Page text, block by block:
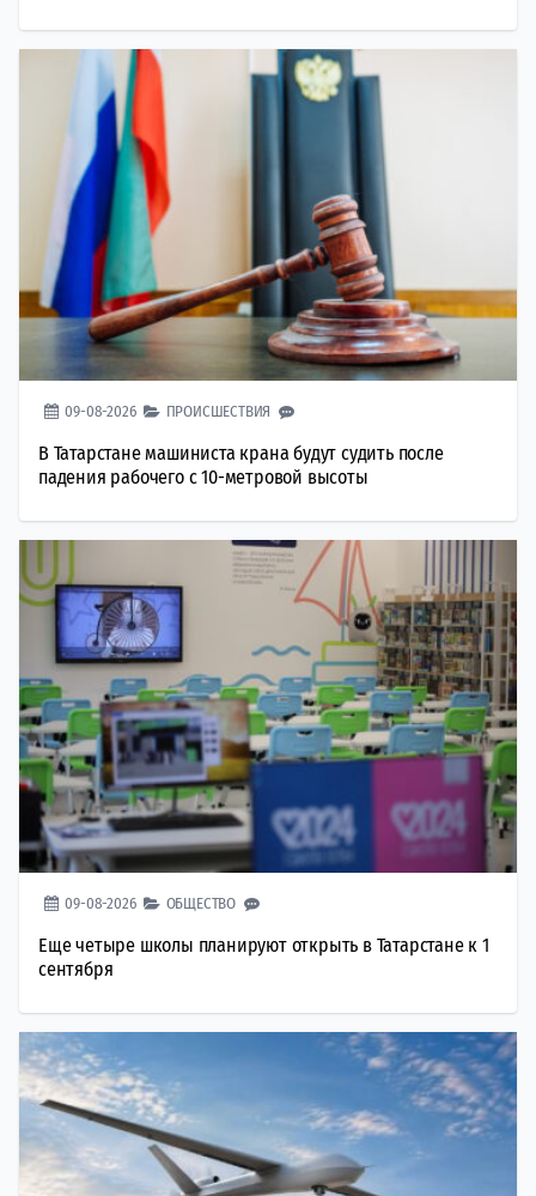
09-08-2026 ПРОИСШЕСТВИЯ
В Татарстане машиниста крана будут судить после
падения рабочего с 10-метровой высоты
09-08-2026 ОБЩЕСТВО
Еще четыре школы планируют открыть в Татарстане к 1
сентября